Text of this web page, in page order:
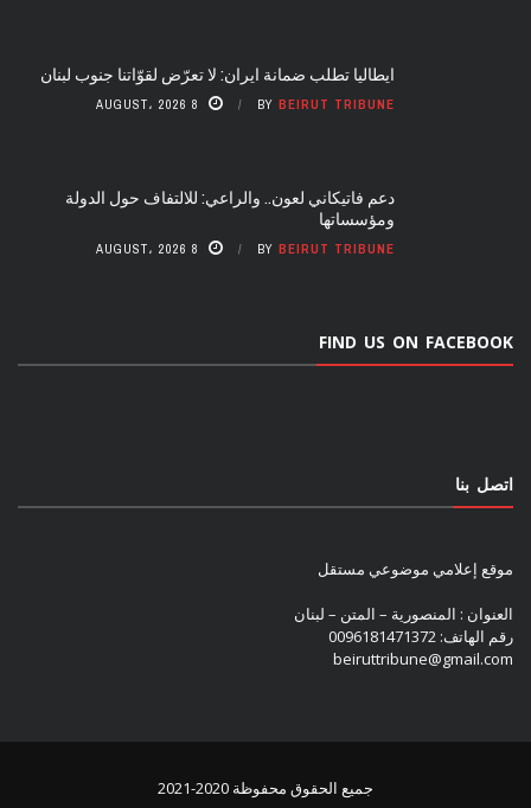
ايطاليا تطلب ضمانة ايران: لا تعرّض لقوّاتنا جنوب لبنان
BY BEIRUT TRIBUNE 8 AUGUST، 2026
دعم فاتيكاني لعون.. والراعي: للالتفاف حول الدولة
ومؤسساتها
BY BEIRUT TRIBUNE 8 AUGUST، 2026
FIND US ON FACEBOOK
اتصل بنا
موقع إعلامي موضوعي مستقل
العنوان : المنصورية – المتن – لبنان
رقم الهاتف: 0096181471372
beiruttribune@gmail.com
جميع الحقوق محفوظة 2020-2021